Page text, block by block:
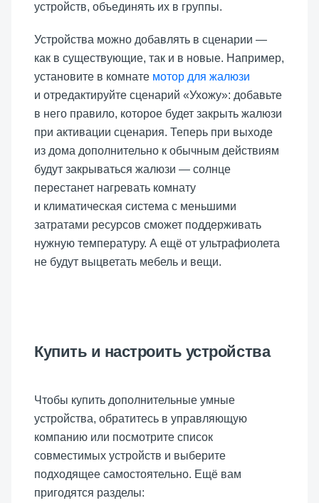
устройств, объединять их в группы.
Устройства можно добавлять в сценарии —
как в существующие, так и в новые. Например,
установите в комнате мотор для жалюзи
и отредактируйте сценарий «Ухожу»: добавьте
в него правило, которое будет закрыть жалюзи
при активации сценария. Теперь при выходе
из дома дополнительно к обычным действиям
будут закрываться жалюзи — солнце
перестанет нагревать комнату
и климатическая система с меньшими
затратами ресурсов сможет поддерживать
нужную температуру. А ещё от ультрафиолета
не будут выцветать мебель и вещи.
Купить и настроить устройства
Чтобы купить дополнительные умные
устройства, обратитесь в управляющую
компанию или посмотрите список
совместимых устройств и выберите
подходящее самостоятельно. Ещё вам
пригодятся разделы: